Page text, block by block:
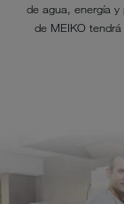
de agua, energía y
de MEIKO